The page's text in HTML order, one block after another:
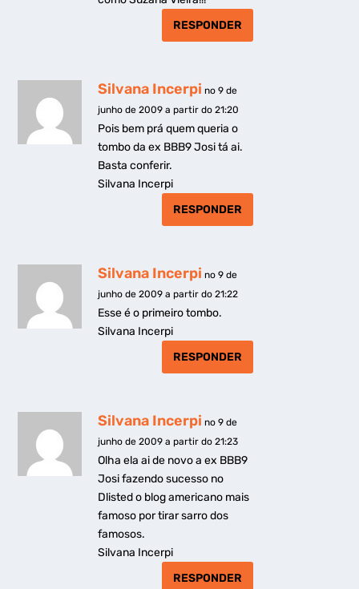
RESPONDER
Silvana Incerpi no 9 de
junho de 2009 a partir do 21:20
Pois bem prá quem queria o
tombo da ex BBB9 Josi tá ai.
Basta conferir.
Silvana Incerpi
RESPONDER
Silvana Incerpi no 9 de
junho de 2009 a partir do 21:22
Esse é o primeiro tombo.
Silvana Incerpi
RESPONDER
Silvana Incerpi no 9 de
junho de 2009 a partir do 21:23
Olha ela ai de novo a ex BBB9
Josi fazendo sucesso no
Dlisted o blog americano mais
famoso por tirar sarro dos
famosos.
Silvana Incerpi
RESPONDER